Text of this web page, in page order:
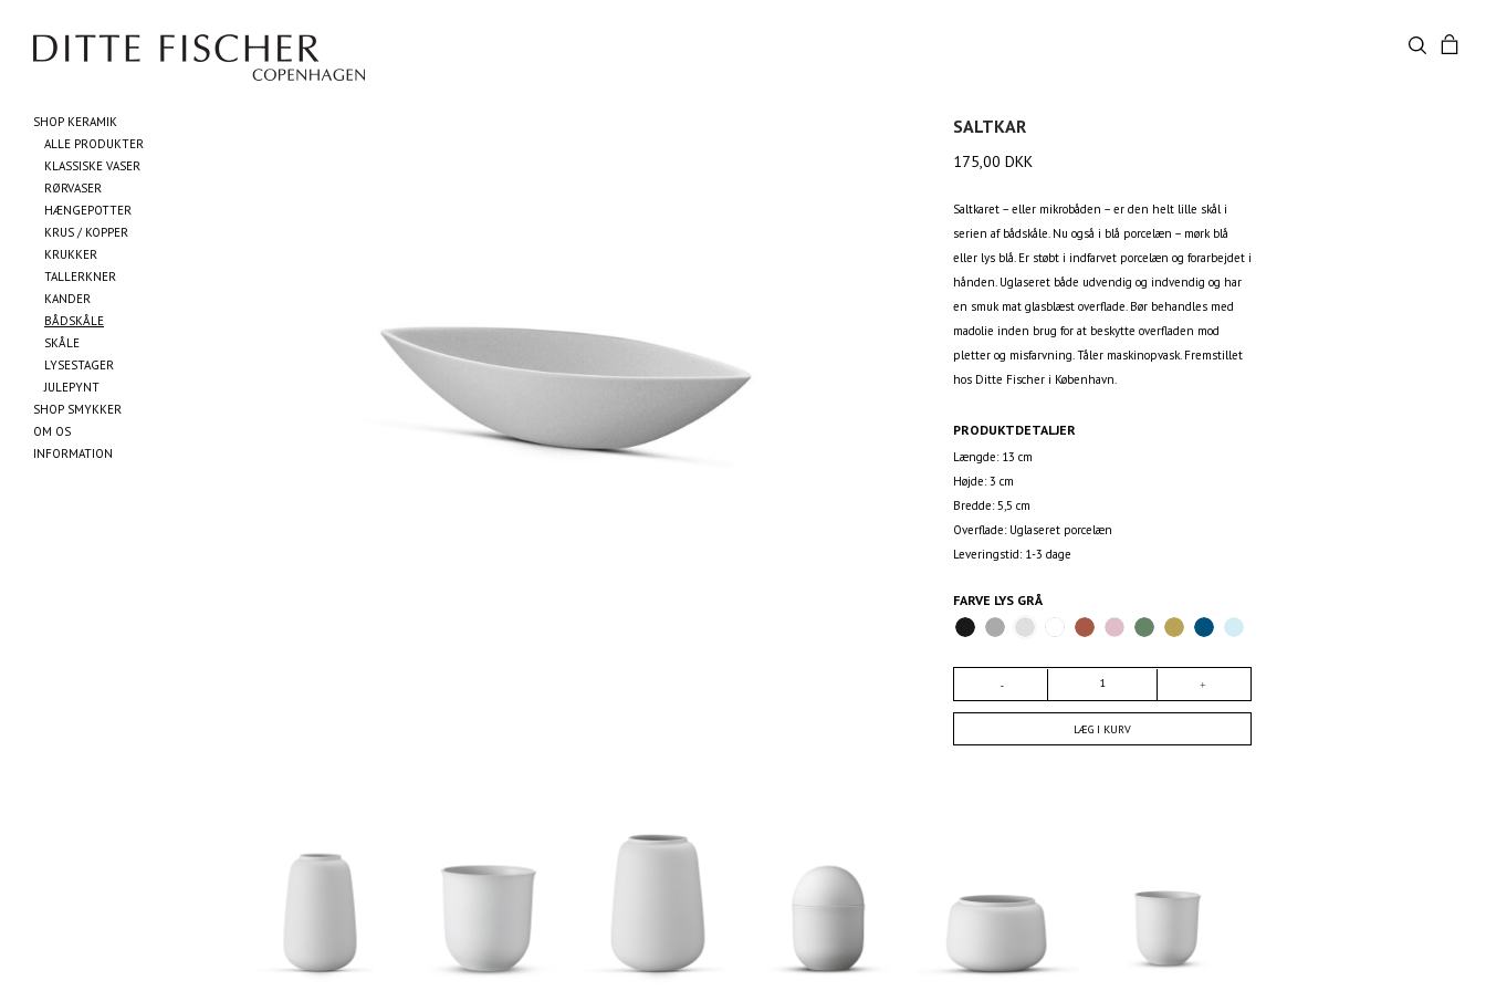
SHOP KERAMIK
ALLE PRODUKTER
KLASSISKE VASER
RØRVASER
HÆNGEPOTTER
KRUS / KOPPER
KRUKKER
TALLERKNER
KANDER
BÅDSKÅLE
SKÅLE
LYSESTAGER
JULEPYNT
SHOP SMYKKER
OM OS
INFORMATION
SALTKAR
175,00 DKK
Saltkaret – eller mikrobåden – er den helt lille skål i
serien af bådskåle. Nu også i blå porcelæn – mørk blå
eller lys blå. Er støbt i indfarvet porcelæn og forarbejdet i
hånden. Uglaseret både udvendig og indvendig og har
en smuk mat glasblæst overflade. Bør behandles med
madolie inden brug for at beskytte overfladen mod
pletter og misfarvning. Tåler maskinopvask. Fremstillet
hos Ditte Fischer i København.
PRODUKTDETALJER
Længde: 13 cm
Højde: 3 cm
Bredde: 5,5 cm
Overflade: Uglaseret porcelæn
Leveringstid: 1-3 dage
FARVE LYS GRÅ
LÆG I KURV